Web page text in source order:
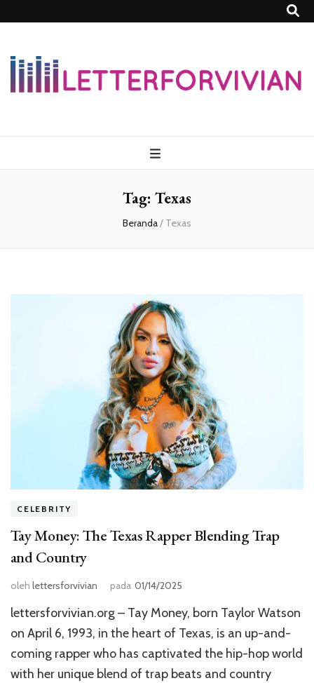
Tag: Texas
Beranda/ Texas
CELEBRITY
Tay Money: The Texas Rapper Blending Trap
and Country
oleh lettersforvivian pada 01/14/2025
lettersforvivian.org – Tay Money, born Taylor Watson
on April 6, 1993, in the heart of Texas, is an up-and-
coming rapper who has captivated the hip-hop world
with her unique blend of trap beats and country